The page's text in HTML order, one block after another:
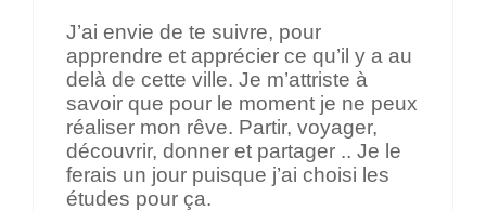
J’ai envie de te suivre, pour
apprendre et apprécier ce qu’il y a au
delà de cette ville. Je m’attriste à
savoir que pour le moment je ne peux
réaliser mon rêve. Partir, voyager,
découvrir, donner et partager .. Je le
ferais un jour puisque j’ai choisi les
études pour ça.